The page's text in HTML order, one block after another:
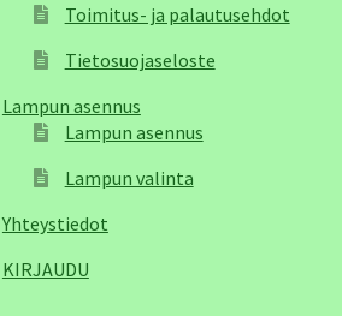
Toimitus- ja palautusehdot
Tietosuojaseloste
Lampun asennus
Lampun asennus
Lampun valinta
Yhteystiedot
KIRJAUDU